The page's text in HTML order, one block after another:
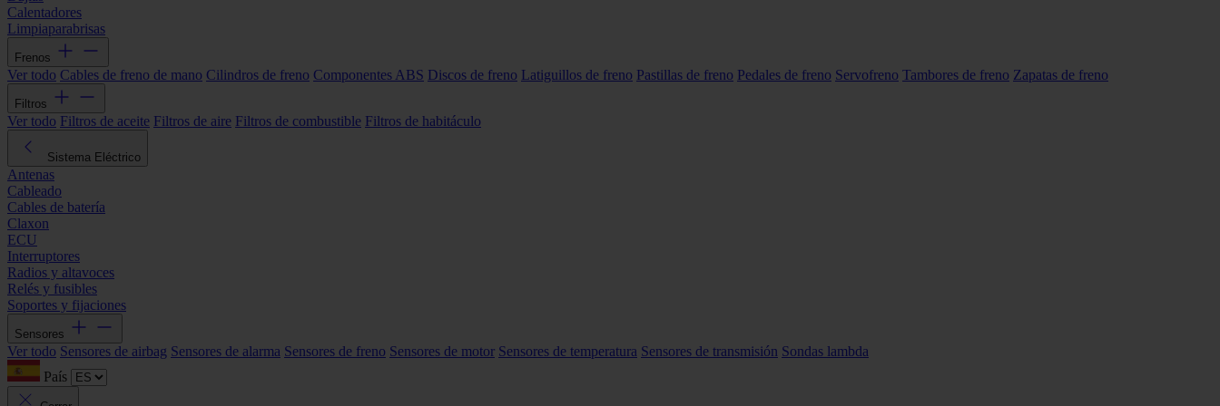
Calentadores
Limpiaparabrisas
Frenos
Ver todo Cables de freno de mano Cilindros de freno Componentes ABS Discos de freno Latiguillos de freno Pastillas de freno Pedales de freno Servofreno Tambores de freno Zapatas de freno
Filtros
Ver todo Filtros de aceite Filtros de aire Filtros de combustible Filtros de habitáculo
Sistema Eléctrico
Antenas
Cableado
Cables de batería
Claxon
ECU
Interruptores
Radios y altavoces
Relés y fusibles
Soportes y fijaciones
Sensores
Ver todo Sensores de airbag Sensores de alarma Sensores de freno Sensores de motor Sensores de temperatura Sensores de transmisión Sondas lambda
País